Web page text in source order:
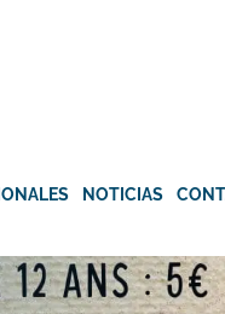
NOTICIAS